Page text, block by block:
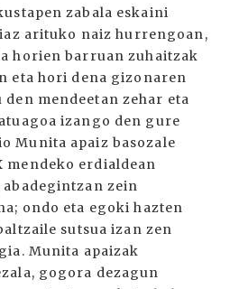
zabala eskaini
arituko naiz hurrengoan,
horien barruan zuhaitzak
eta hori dena gizonaren
mendeetan zehar eta
izango den gure
Munita apaiz basozale
mendeko erdialdean
zein
ondo eta egoki hazten
sutsua izan zen
Munita apaizak
gogora dezagun